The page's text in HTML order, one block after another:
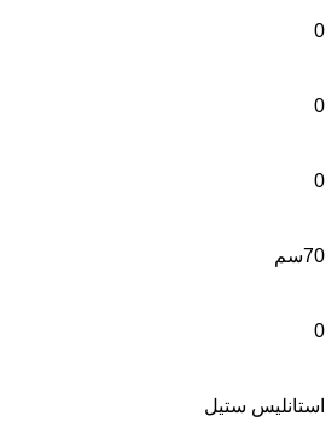
0
0
0
70سم
0
استانليس ستيل